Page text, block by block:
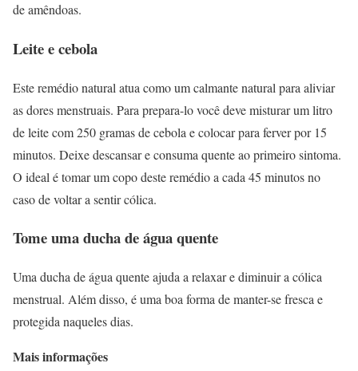
de amêndoas.
Leite e cebola
Este remédio natural atua como um calmante natural para aliviar
as dores menstruais. Para prepara-lo você deve misturar um litro
de leite com 250 gramas de cebola e colocar para ferver por 15
minutos. Deixe descansar e consuma quente ao primeiro sintoma.
O ideal é tomar um copo deste remédio a cada 45 minutos no
caso de voltar a sentir cólica.
Tome uma ducha de água quente
Uma ducha de água quente ajuda a relaxar e diminuir a cólica
menstrual. Além disso, é uma boa forma de manter-se fresca e
protegida naqueles dias.
Mais informações